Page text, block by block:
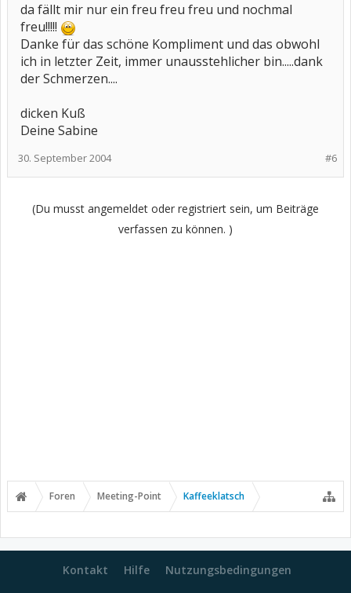
da fällt mir nur ein freu freu freu und nochmal
freu!!!!!
Danke für das schöne Kompliment und das obwohl
ich in letzter Zeit, immer unausstehlicher bin.....dank
der Schmerzen....
dicken Kuß
Deine Sabine
#6
30. September 2004
(Du musst angemeldet oder registriert sein, um Beiträge
verfassen zu können. )
Foren Meeting-Point Kaffeeklatsch
Kontakt Hilfe Nutzungsbedingungen